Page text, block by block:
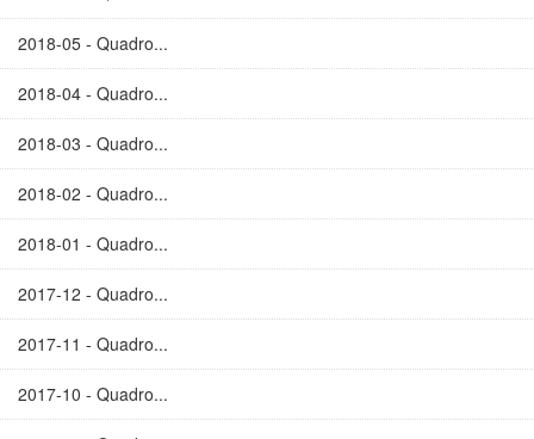
2018-05 - Quadro...
2018-04 - Quadro...
2018-03 - Quadro...
2018-02 - Quadro...
2018-01 - Quadro...
2017-12 - Quadro...
2017-11 - Quadro...
2017-10 - Quadro...